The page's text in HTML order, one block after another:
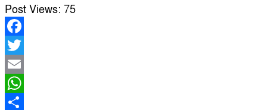
Post Views: 75
Facebook
Twitter
Email
WhatsApp